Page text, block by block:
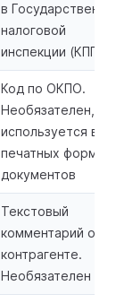
в
налоговой
инспекции (КПП).
Код по ОКПО.
Необязателен,
используется в
печатных формах.
документов
Текстовый
комментарий о
контрагенте.
Необязателен